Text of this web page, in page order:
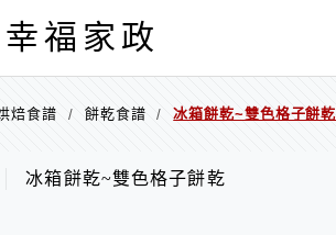
福家政
焙食譜 / 餅乾食譜 / 冰箱餅乾~雙色格子餅乾
冰箱餅乾~雙色格子餅乾